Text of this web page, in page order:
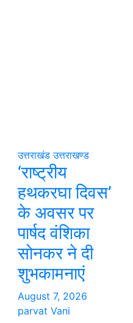
उत्तराखंड उत्तराखण्ड
‘राष्ट्रीय
हथकरघा दिवस’
के अवसर पर
पार्षद वंशिका
सोनकर ने दी
शुभकामनाएं
August 7, 2026
parvat Vani